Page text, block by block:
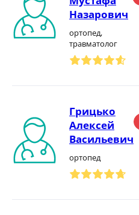
Назарович
ортопед,
травматолог
Грицько
Алексей
Васильевич
ортопед